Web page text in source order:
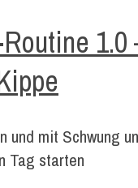
1.0
und mit Schwung
Tag starten